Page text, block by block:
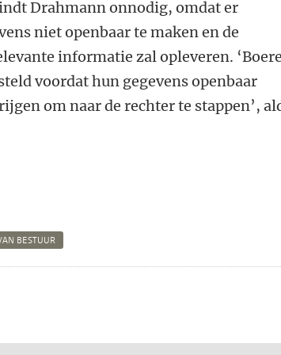
Drahmann onnodig, omdat er
niet openbaar te maken en de
informatie zal opleveren.
voordat hun gegevens openbaar
om naar de rechter te stappen’,
BESTUUR